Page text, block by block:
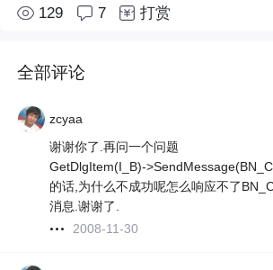
129 7 打赏
全部评论
zcyaa
谢谢你了.再问一个问题
GetDlgItem(I_B)-
的话,为什么不成功呢怎么响应不了
消息.谢谢了.
2008-11-30